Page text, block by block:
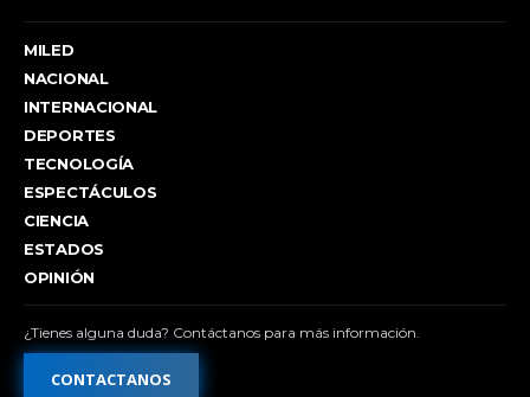
MILED
NACIONAL
INTERNACIONAL
DEPORTES
TECNOLOGÍA
ESPECTÁCULOS
CIENCIA
ESTADOS
OPINIÓN
¿Tienes alguna duda? Contáctanos para más información.
CONTACTANOS